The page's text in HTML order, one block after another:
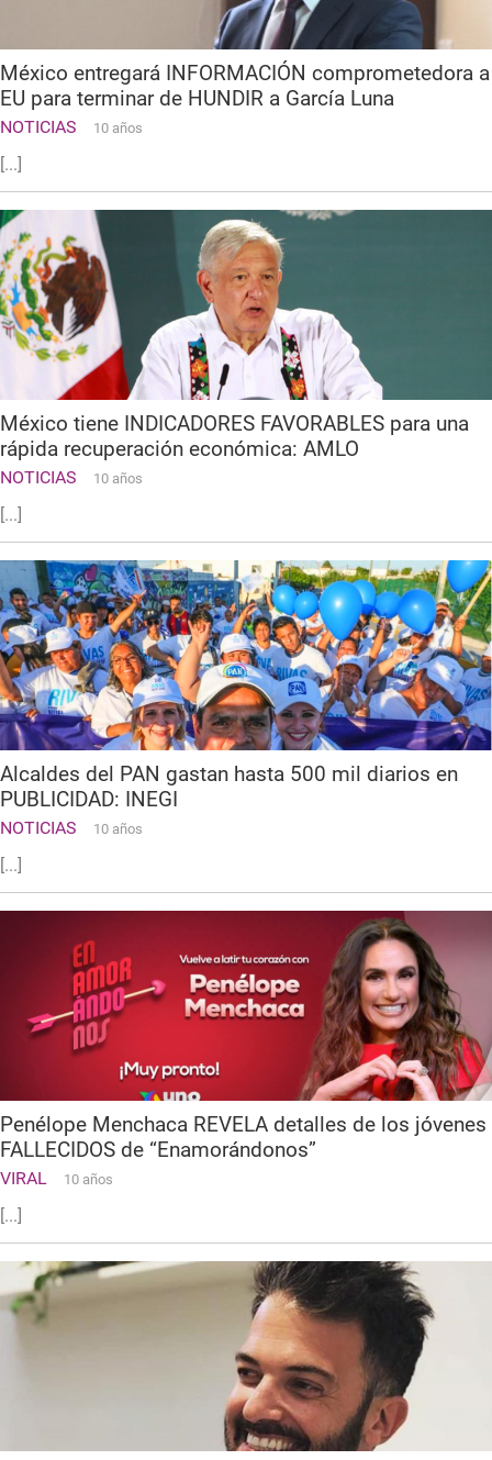
México entregará INFORMACIÓN comprometedora a
EU para terminar de HUNDIR a García Luna
NOTICIAS 10 años
[...]
México tiene INDICADORES FAVORABLES para una
rápida recuperación económica: AMLO
NOTICIAS 10 años
[...]
Alcaldes del PAN gastan hasta 500 mil diarios en
PUBLICIDAD: INEGI
NOTICIAS 10 años
[...]
Penélope Menchaca REVELA detalles de los jóvenes
FALLECIDOS de “Enamorándonos”
VIRAL 10 años
[...]